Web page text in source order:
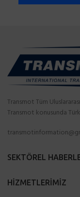
Transmot Tüm
Transmot konusunda
SEKTÖREL
HİZMETLERİMİZ